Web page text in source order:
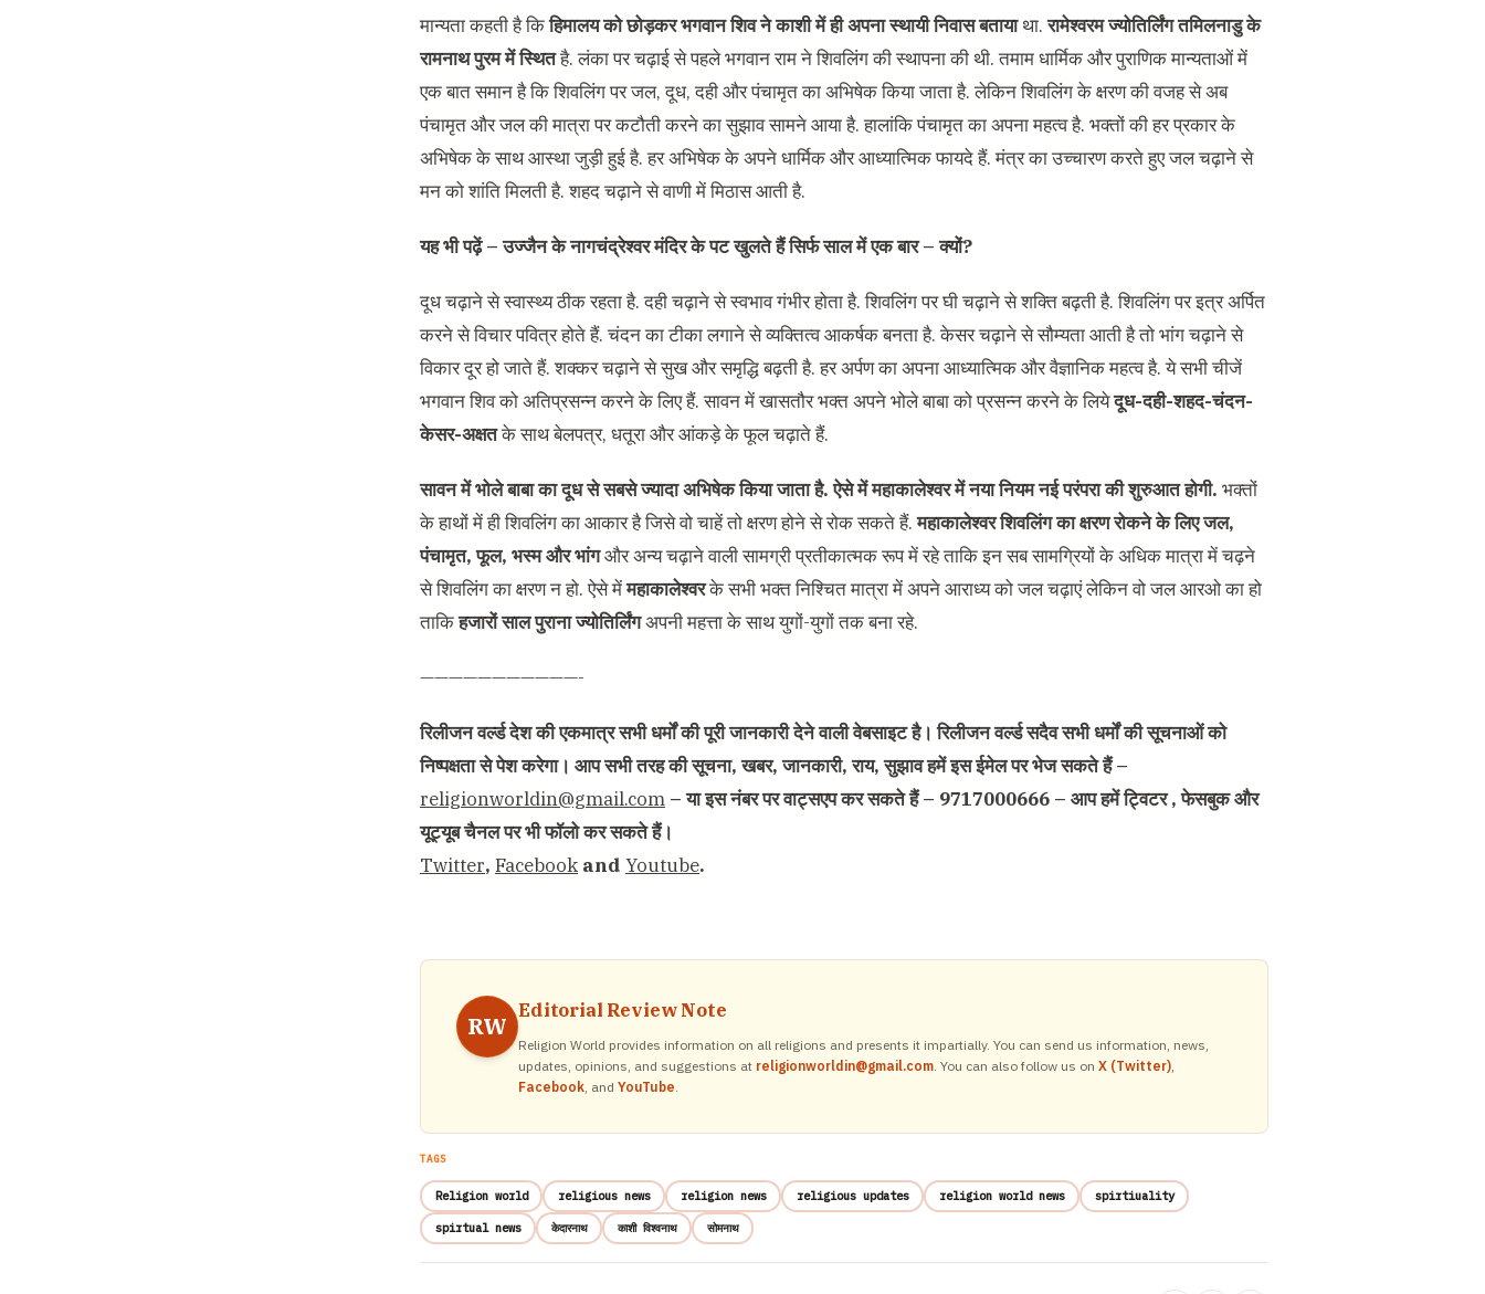
मान्यता कहती है किहिमालय को छोड़कर भगवान शिव ने काशी में ही अपना स्थायी निवास बतायाथा.रामेश्वरम ज्योतिर्लिंग तमिलनाडु के
रामनाथ पुरम में स्थितहै. लंका पर चढ़ाई से पहले भगवान राम ने शिवलिंग की स्थापना की थी. तमाम धार्मिक और पुराणिक मान्यताओं में
एक बात समान है कि शिवलिंग पर जल, दूध, दही और पंचामृत का अभिषेक किया जाता है. लेकिन शिवलिंग के क्षरण की वजह से अब
पंचामृत और जल की मात्रा पर कटौती करने का सुझाव सामने आया है. हालांकि पंचामृत का अपना महत्व है. भक्तों की हर प्रकार के
अभिषेक के साथ आस्था जुड़ी हुई है. हर अभिषेक के अपने धार्मिक और आध्यात्मिक फायदे हैं. मंत्र का उच्चारण करते हुए जल चढ़ाने से
मन को शांति मिलती है. शहद चढ़ाने से वाणी में मिठास आती है.
यह भी पढ़ें –उज्जैन के नागचंद्रेश्वर मंदिर के पट खुलते हैं सिर्फ साल में एक बार – क्यों?
दूध चढ़ाने से स्वास्थ्य ठीक रहता है. दही चढ़ाने से स्वभाव गंभीर होता है. शिवलिंग पर घी चढ़ाने से शक्ति बढ़ती है. शिवलिंग पर इत्र अर्पित
करने से विचार पवित्र होते हैं. चंदन का टीका लगाने से व्यक्तित्व आकर्षक बनता है. केसर चढ़ाने से सौम्यता आती है तो भांग चढ़ाने से
विकार दूर हो जाते हैं. शक्कर चढ़ाने से सुख और समृद्धि बढ़ती है. हर अर्पण का अपना आध्यात्मिक और वैज्ञानिक महत्व है. ये सभी चीजें
भगवान शिव को अतिप्रसन्न करने के लिए हैं. सावन में खासतौर भक्त अपने भोले बाबा को प्रसन्न करने के लियेदूध-दही-शहद-चंदन-
केसर-अक्षतके साथ बेलपत्र, धतूरा और आंकड़े के फूल चढ़ाते हैं.
सावन में भोले बाबा का दूध से सबसे ज्यादा अभिषेक किया जाता है. ऐसे में महाकालेश्वर में नया नियम नई परंपरा की शुरुआत होगी. भक्तों
के हाथों में ही शिवलिंग का आकार है जिसे वो चाहें तो क्षरण होने से रोक सकते हैं.महाकालेश्वर शिवलिंग का क्षरण रोकने के लिए जल,
पंचामृत, फूल, भस्म और भांगऔर अन्य चढ़ाने वाली सामग्री प्रतीकात्मक रूप में रहे ताकि इन सब सामग्रियों के अधिक मात्रा में चढ़ने
से शिवलिंग का क्षरण न हो. ऐसे मेंमहाकालेश्वरके सभी भक्त निश्चित मात्रा में अपने आराध्य को जल चढ़ाएं लेकिन वो जल आरओ का हो
ताकिहजारों साल पुराना ज्योतिर्लिंगअपनी महत्ता के साथ युगों-युगों तक बना रहे.
———————————-
रिलीजन वर्ल्ड देश की एकमात्र सभी धर्मों की पूरी जानकारी देने वाली वेबसाइट है। रिलीजन वर्ल्ड सदैव सभी धर्मों की सूचनाओं को
निष्पक्षता से पेश करेगा। आप सभी तरह की सूचना, खबर, जानकारी, राय, सुझाव हमें इस ईमेल पर भेज सकते हैं –
religionworldin@gmail.com – या इस नंबर पर वाट्सएप कर सकते हैं – 9717000666 – आप हमें ट्विटर , फेसबुक और
यूट्यूब चैनल पर भी फॉलो कर सकते हैं।
Twitter, Facebook and Youtube.
RW
Editorial Review Note
Religion World provides information on all religions and presents it impartially. You can send us information, news,
updates, opinions, and suggestions at religionworldin@gmail.com. You can also follow us on X (Twitter),
Facebook, and YouTube.
TAGS
Religion world religious news religion news religious updates religion world news spirtiuality
spirtual news केदारनाथ काशी विश्वनाथ सोमनाथ